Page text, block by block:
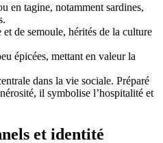
en tagine, notamment sardines,
de semoule, hérités de la culture
épicées, mettant en valeur la
dans la vie sociale. Préparé
il symbolise l’hospitalité et
et identité